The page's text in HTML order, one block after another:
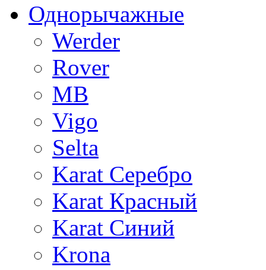
Однорычажные
Werder
Rover
MB
Vigo
Selta
Karat Серебро
Karat Красный
Karat Синий
Krona